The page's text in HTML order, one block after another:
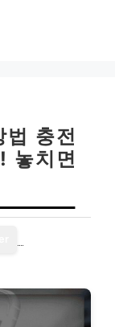
법 충전
놓치면